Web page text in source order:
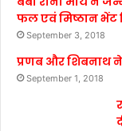
फल एवं मिष्ठान भेंट
September 3, 2018
प्रणब और शिबनाथ
September 1, 2018